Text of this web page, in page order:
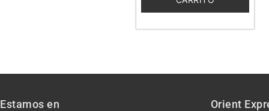
Estamos en Orient